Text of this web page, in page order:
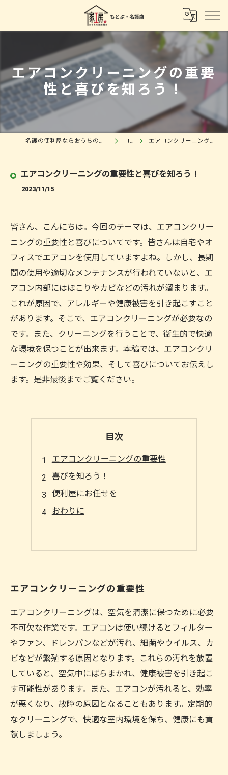
エアコンクリーニングの重要
性と喜びを知ろう！
名護の便利屋ならおうちの御用聞き 家工房もとぶ・名護店 コラム エアコンクリーニングの重要性と喜びを知ろう！
エアコンクリーニングの重要性と喜びを知ろう！
2023/11/15
皆さん、こんにちは。今回のテーマは、エアコンクリー
ニングの重要性と喜びについてです。皆さんは自宅やオ
フィスでエアコンを使用していますよね。しかし、長期
間の使用や適切なメンテナンスが行われていないと、エ
アコン内部にはほこりやカビなどの汚れが溜まります。
これが原因で、アレルギーや健康被害を引き起こすこと
があります。そこで、エアコンクリーニングが必要なの
です。また、クリーニングを行うことで、衛生的で快適
な環境を保つことが出来ます。本稿では、エアコンクリ
ーニングの重要性や効果、そして喜びについてお伝えし
ます。是非最後までご覧ください。
目次
エアコンクリーニングの重要性
喜びを知ろう！
便利屋にお任せを
おわりに
エアコンクリーニングの重要性
エアコンクリーニングは、空気を清潔に保つために必要
不可欠な作業です。エアコンは使い続けるとフィルター
やファン、ドレンパンなどが汚れ、細菌やウイルス、カ
ビなどが繁殖する原因となります。これらの汚れを放置
していると、空気中にばらまかれ、健康被害を引き起こ
す可能性があります。また、エアコンが汚れると、効率
が悪くなり、故障の原因となることもあります。定期的
なクリーニングで、快適な室内環境を保ち、健康にも貢
献しましょう。